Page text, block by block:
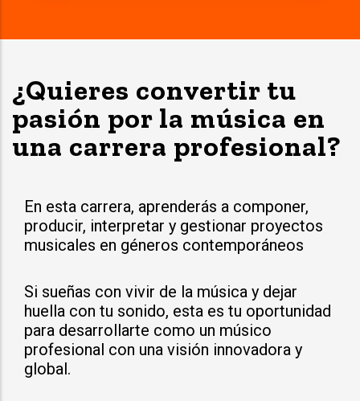
¿Quieres convertir tu
pasión por la música en
una carrera profesional?
En esta carrera, aprenderás a componer,
producir, interpretar y gestionar proyectos
musicales en géneros contemporáneos
Si sueñas con vivir de la música y dejar
huella con tu sonido, esta es tu oportunidad
para desarrollarte como un músico
profesional con una visión innovadora y
global.